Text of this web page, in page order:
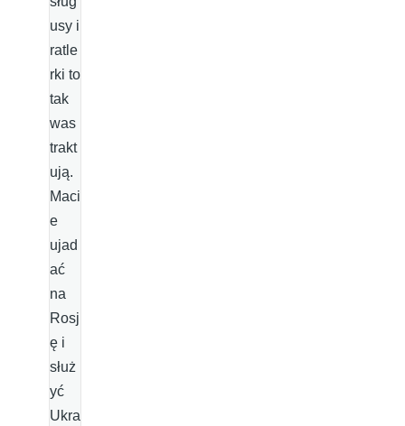
usy i
ratle
rki to
tak
was
trakt
ują.
Maci
e
ujad
ać
na
Rosj
ę i
służ
yć
Ukra